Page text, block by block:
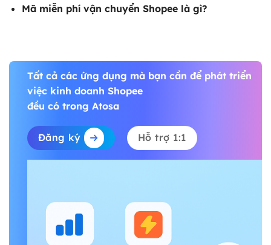
Mã miễn phí vận chuyển Shopee là gì?
Tất cả các ứng dụng mà bạn cần để phát triển
việc kinh doanh Shopee
đều có trong Atosa
Đăng ký Hỗ trợ 1:1